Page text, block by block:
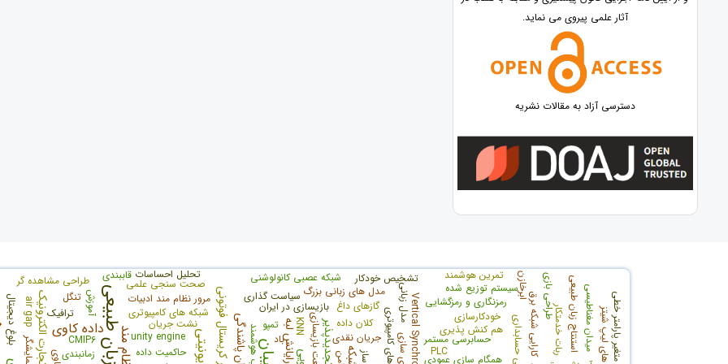
آثار علمی پیروی می نماید.
دسترسی آزاد به مقالات نشریه
یونیتی داده کاوی رایانش لبه تجارت الکترونیک جبران پاشندگیفیبر کریستال فوتونی صنعت بازیسازی
بازیسازی در ایران
جریان نقدی unity engine
همگام سازی عمودی بازی های کامپیوتری حسابرسی مستمر
رمزنگاری و رمزگشایی
شبکه های کامپیوتری
مرور نظام مند ادبیات
کلان داده
حاکمیت داده
هم کنش پذیری
طراحی مشاهده گر
کارایی شبکه برق درب هوشمند
بلوغ دیجیتال ربات خدمتکار
صحت سنجی علمی مدل های زبانی بزرگ استنتاج زبان طبیعی شبکه عصبی کانولوشنی تشخیص خودکار
air gap میدان مغناطیسی آموزش خودکارسازی
سیاست گذاری
سیستم توزیع شده طراحی بازی تحلیل احساسات تمرین هوشمند
نشت جریان
گازهای داغ
زمانبندی PLC
باد CMIP6
ترافیک
قاببندی
KNN
تنگل
تمپو
مدل زبانی ابرخازن